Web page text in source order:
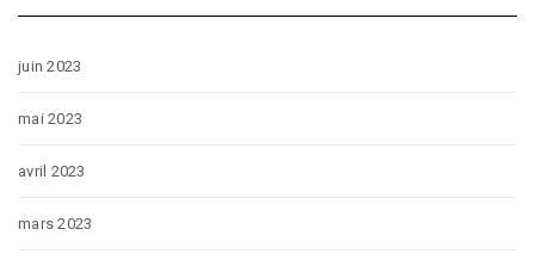
juin 2023
mai 2023
avril 2023
mars 2023